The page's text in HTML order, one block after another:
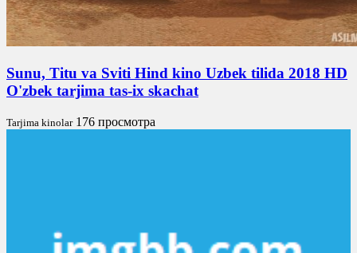
Sunu, Titu va Sviti Hind kino Uzbek tilida 2018 HD
O'zbek tarjima tas-ix skachat
Tarjima kinolar 176 просмотра